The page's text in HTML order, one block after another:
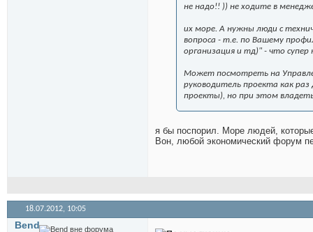
не надо!! )) не ходите в
их море. А нужны люди с
вопроса - т.е. по Вашему
организация и тд)" - что супер
Может посмотреть на
руководитель проекта как
проекты), но при этом
я бы поспорил. Море людей,
Вон, любой экономический форум
18.07.2012, 10:05
Bend